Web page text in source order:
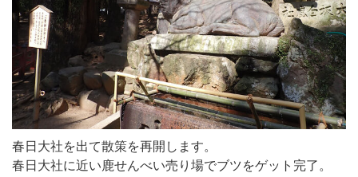
春日大社を出て散策を再開します。
春日大社に近い鹿せんべい売り場でブツをゲット完了。